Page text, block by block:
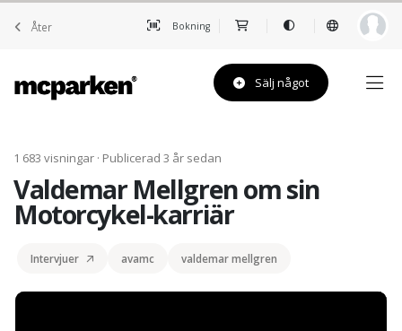
Åter Bokning
Sälj något
1 683 visningar · Publicerad 3 år sedan
Valdemar Mellgren om sin
Motorcykel-karriär
Intervjuer avamc valdemar mellgren